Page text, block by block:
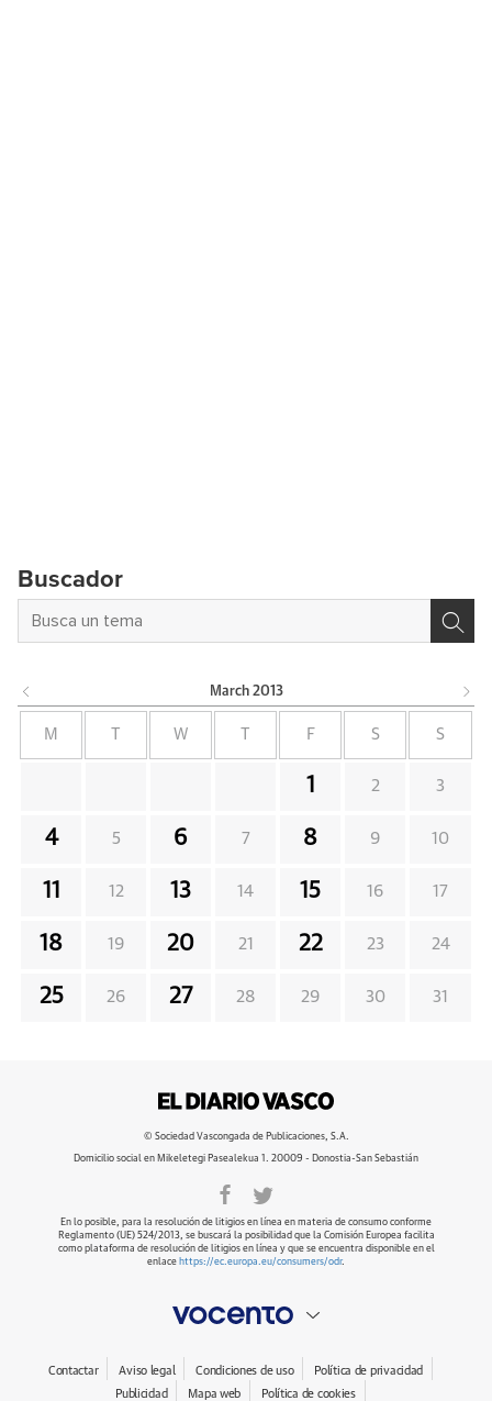
Buscador
March 2013
M W F S S
1 2 3
4 5 6 7 8 9 10
11 12 13 14 15 16 17
18 19 20 21 22 23 24
25 26 27 28 29 30 31
© Sociedad Vascongada de Publicaciones, S.A.
Domicilio social en Mikeletegi Pasealekua 1. 20009 - Donostia-San Sebastián
En lo posible, para la resolución de litigios en línea en materia de consumo conforme
Reglamento (UE) 524/2013, se buscará la posibilidad que la Comisión Europea facilita
como plataforma de resolución de litigios en línea y que se encuentra disponible en el
enlace https://ec.europa.eu/consumers/odr.
Contactar Aviso legal Condiciones de uso
Política de privacidad
Publicidad
Mapa web Política de cookies